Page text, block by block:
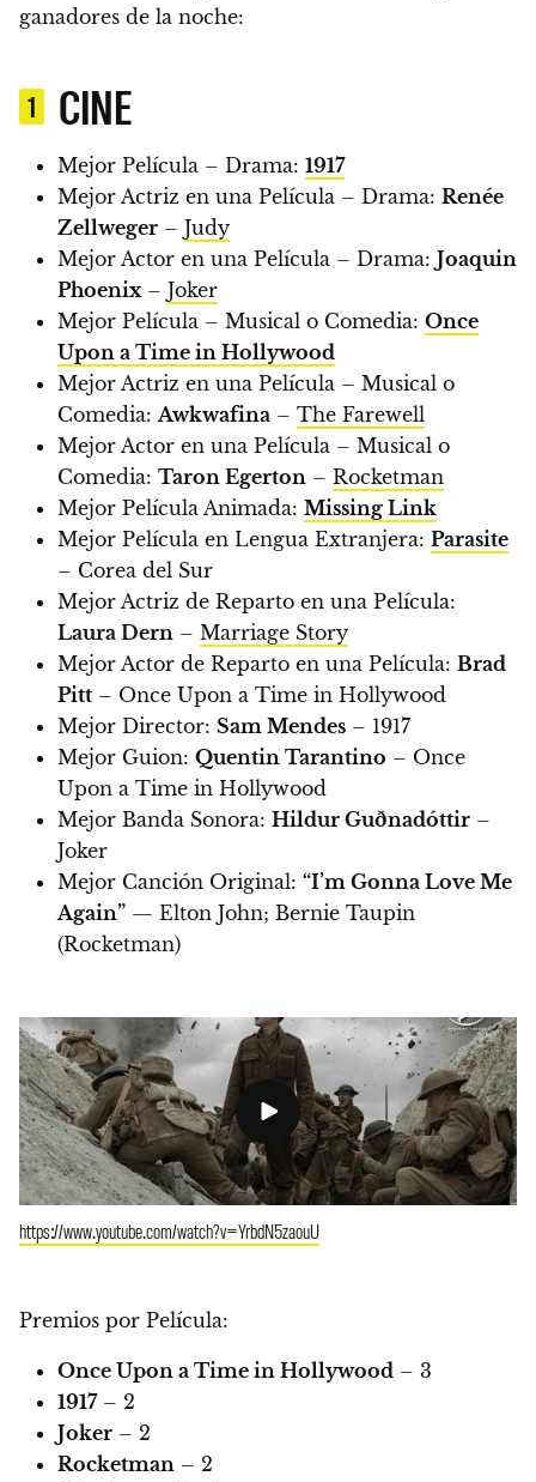
ganadores de la noche:
1 CINE
Mejor Película – Drama: 1917
Mejor Actriz en una Película – Drama: Renée
Zellweger – Judy
Mejor Actor en una Película – Drama: Joaquin
Phoenix– Joker
Mejor Película – Musical o Comedia: Once
Upon a Time in Hollywood
Mejor Actriz en una Película – Musical o
Comedia:Awkwafina – The Farewell
Mejor Actor en una Película – Musical o
Comedia: Taron Egerton – Rocketman
Mejor Película Animada: Missing Link
Mejor Película en Lengua Extranjera: Parasite
– Corea del Sur
Mejor Actriz de Reparto en una Película:
Laura Dern – Marriage Story
Mejor Actor de Reparto en una Película: Brad
Pitt – Once Upon a Time in Hollywood
Mejor Director: Sam Mendes – 1917
Mejor Guion: Quentin Tarantino – Once
Upon a Time in Hollywood
Mejor Banda Sonora: Hildur Guðnadóttir –
Joker
Mejor Canción Original: “I’m Gonna Love Me
Again” — Elton John; Bernie Taupin
(Rocketman)
https://www.youtube.com/watch?v=YrbdN5zaouU
Premios por Película:
Once Upon a Time in Hollywood – 3
1917– 2
Joker – 2
Rocketman – 2